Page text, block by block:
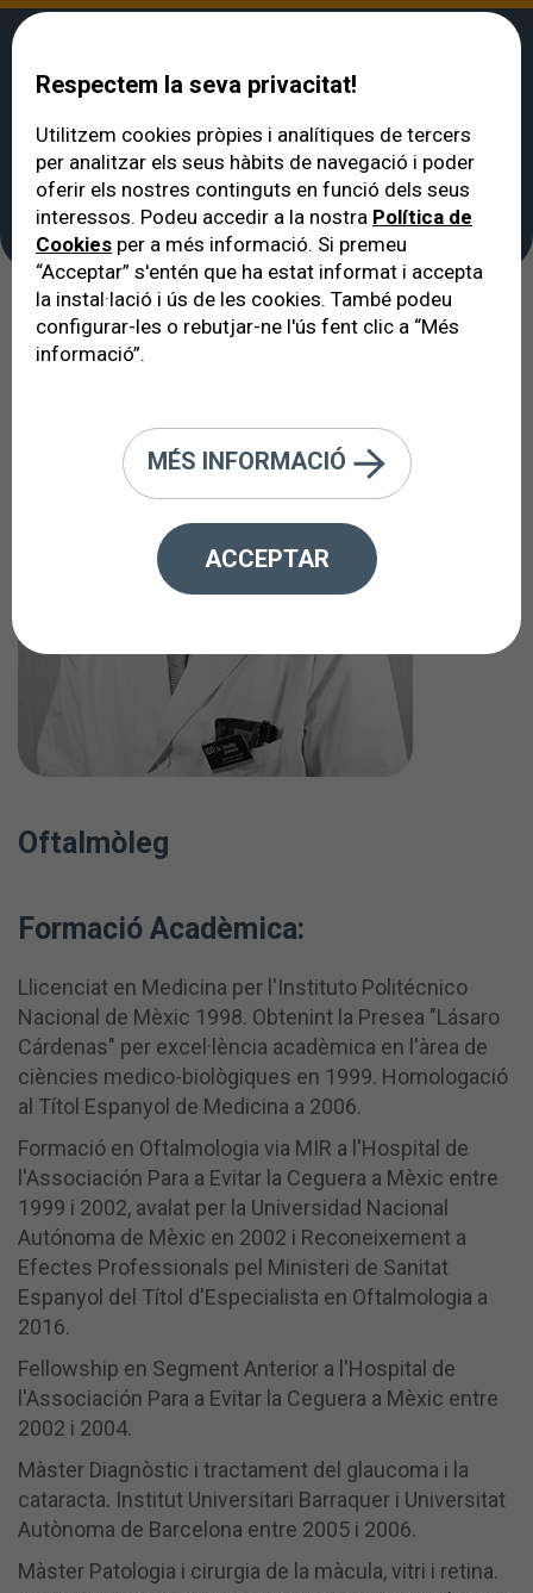
VERTE Dr. Osvaldo Guevara
Dr. Osvaldo Guevara
Oftalmòleg
Formació Acadèmica:
Llicenciat en Medicina per l'Instituto Politécnico
Nacional de Mèxic 1998. Obtenint la Presea "Lásaro
Cárdenas" per excel·lència acadèmica en l'àrea de
ciències medico-biològiques en 1999. Homologació
al Títol Espanyol de Medicina a 2006.
Formació en Oftalmologia via MIR a l'Hospital de
l'Associación Para a Evitar la Ceguera a Mèxic entre
1999 i 2002, avalat per la Universidad Nacional
Autónoma de Mèxic en 2002 i Reconeixement a
Efectes Professionals pel Ministeri de Sanitat
Espanyol del Títol d'Especialista en Oftalmologia a
2016.
Fellowship en Segment Anterior a l'Hospital de
l'Associación Para a Evitar la Ceguera a Mèxic entre
2002 i 2004.
Màster Diagnòstic i tractament del glaucoma i la
cataracta. Institut Universitari Barraquer i Universitat
Autònoma de Barcelona entre 2005 i 2006.
Màster Patologia i cirurgia de la màcula, vitri i retina.
Respectem la seva privacitat!
Utilitzem cookies pròpies i analítiques de tercers
per analitzar els seus hàbits de navegació i poder
oferir els nostres continguts en funció dels seus
interessos. Podeu accedir a la nostra Política de
Cookies per a més informació. Si premeu
“Acceptar” s'entén que ha estat informat i accepta
la instal·lació i ús de les cookies. També podeu
configurar-les o rebutjar-ne l'ús fent clic a “Més
informació”.
MÉS INFORMACIÓ
ACCEPTAR